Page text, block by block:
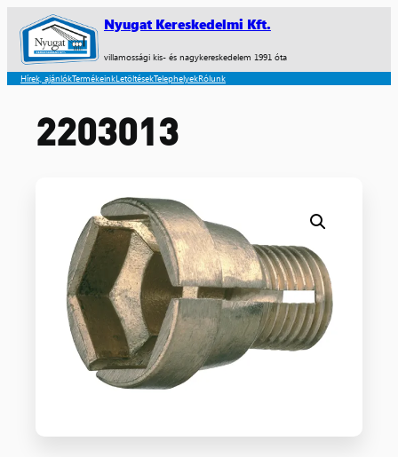
Nyugat Kereskedelmi Kft.
villamossági kis- és nagykereskedelem 1991 óta
Hírek, ajánlókTermékeinkLetöltésekTelephelyekRólunk
2203013